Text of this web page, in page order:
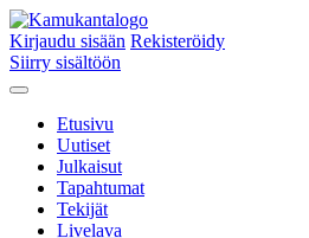
Kirjaudu sisään Rekisteröidy
Siirry sisältöön
Etusivu
Uutiset
Julkaisut
Tapahtumat
Tekijät
Livelava